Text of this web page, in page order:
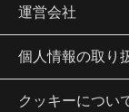
運営会社
個人情報の取り
クッキーについ